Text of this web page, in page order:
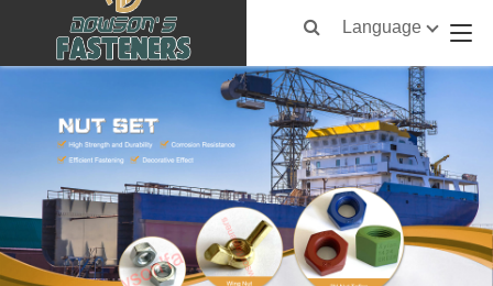
Language